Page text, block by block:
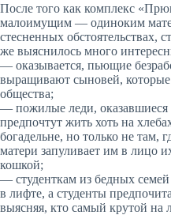
После того как комплекс
малоимущим — одиноким
стесненных обстоятельствах,
же выяснилось много
— оказывается, пьющие
выращивают сыновей,
общества;
— пожилые леди, оказавшиеся
предпочтут жить хоть на
богадельне, но только не там,
матери запуливает им в лицо
кошкой;
— студенткам из бедных
в лифте, а студенты
выясняя, кто самый крутой на